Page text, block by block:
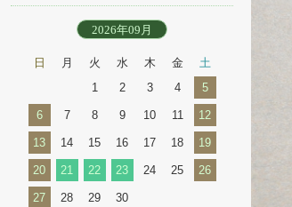
2026年09月
日 月 火 水 木 金
土
1
2 3 4 5
6 7 8 9 10 11 12
13 14 15 16 17 18 19
20 21 22 23 24 25 26
27 28 29 30